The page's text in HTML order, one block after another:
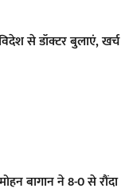
से डॉक्टर बुलाएं, खर्च
बागान ने 8-0 से रौंदा